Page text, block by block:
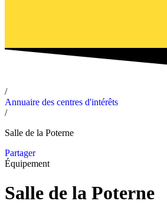
/
Annuaire des centres d'intérêts
/
Salle de la Poterne
Partager
Équipement
Salle de la Poterne